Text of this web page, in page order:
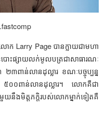
ោក​ Larry Page ​បាន​ក្លាយ​ជា​មហា
ោះ​ផ្សាយ​លក់​មូលបត្រ​ជា​សាធារណៈ​
៣​ពាន់​លាន​ដុល្លារ ខណៈ​​បច្ចុប្បន្ន​
០០​ពាន់​លាន​ដុល្លារ។ ​លោក​គឺ​ជា​
មិត្តភក្ដិ​របស់​លោក​ម្នាក់​ទៀត​គឺ​